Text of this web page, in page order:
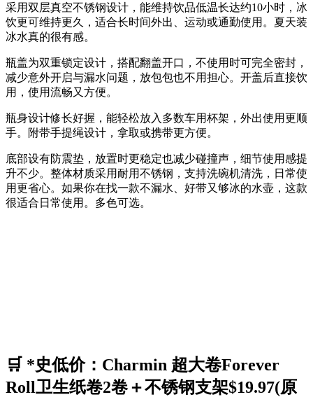
采用双层真空不锈钢设计，能维持饮品低温长达约10小时，冰
饮更可维持更久，适合长时间外出、运动或通勤使用。夏天装
冰水真的很有感。
瓶盖为双重锁定设计，搭配翻盖开口，不使用时可完全密封，
减少意外开启与漏水问题，放包包也不用担心。开盖后直接饮
用，使用流畅又方便。
瓶身设计修长好握，能轻松放入多数车用杯架，外出使用更顺
手。附带手提绳设计，拿取或携带更方便。
底部设有防震垫，放置时更稳定也减少碰撞声，细节使用感提
升不少。整体材质采用耐用不锈钢，支持洗碗机清洗，日常使
用更省心。如果你在找一款不漏水、好带又够冰的水壶，这款
很适合日常使用。多色可选。
🛒 *史低价：Charmin 超大卷Forever
Roll卫生纸卷2卷＋不锈钢支架$19.97(原